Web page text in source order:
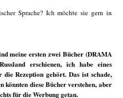
Sprache? Ich möchte sie gern in
meine ersten zwei Bücher (DRAMA
erschienen, ich habe eines
die Rezeption gehört. Das ist schade,
könnten diese Bücher verstehen, aber
für die Werbung getan.